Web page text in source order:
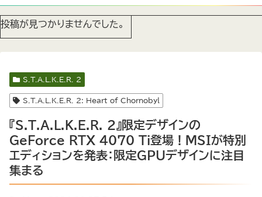
投稿が見つかりませんでした。
S.T.A.L.K.E.R. 2
S.T.A.L.K.E.R. 2: Heart of Chornobyl
『S.T.A.L.K.E.R. 2』限定デザインの
GeForce RTX 4070 Ti登場！MSIが特別
エディションを発表：限定GPUデザインに注目
集まる